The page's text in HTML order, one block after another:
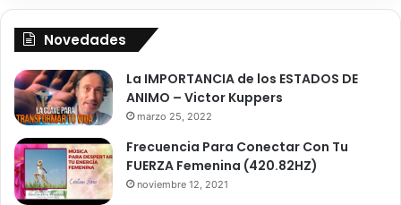
Novedades
La IMPORTANCIA de los ESTADOS DE
ANIMO – Victor Kuppers
marzo 25, 2022
Frecuencia Para Conectar Con Tu
FUERZA Femenina (420.82HZ)
noviembre 12, 2021